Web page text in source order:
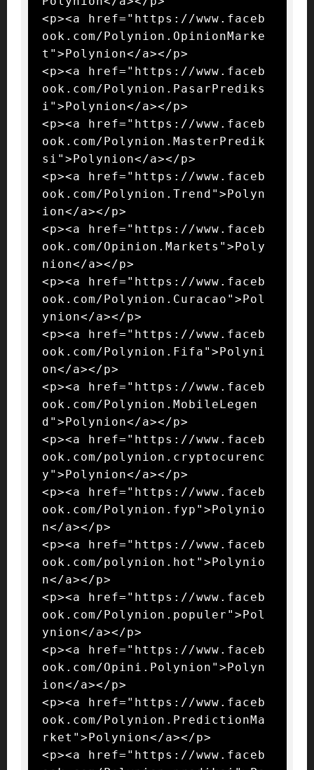
<p><a href="https://www.faceb
ook.com/Polynion.OpinionMarke
t">Polynion</a></p>
<p><a href="https://www.faceb
ook.com/Polynion.PasarPrediks
i">Polynion</a></p>
<p><a href="https://www.faceb
ook.com/Polynion.MasterPredik
si">Polynion</a></p>
<p><a href="https://www.faceb
ook.com/Polynion.Trend">Polyn
ion</a></p>
<p><a href="https://www.faceb
ook.com/Opinion.Markets">Poly
nion</a></p>
<p><a href="https://www.faceb
ook.com/Polynion.Curacao">Pol
ynion</a></p>
<p><a href="https://www.faceb
ook.com/Polynion.Fifa">Polyni
on</a></p>
<p><a href="https://www.faceb
ook.com/Polynion.MobileLegen
d">Polynion</a></p>
<p><a href="https://www.faceb
ook.com/polynion.cryptocurenc
y">Polynion</a></p>
<p><a href="https://www.faceb
ook.com/Polynion.fyp">Polynio
n</a></p>
<p><a href="https://www.faceb
ook.com/polynion.hot">Polynio
n</a></p>
<p><a href="https://www.faceb
ook.com/Polynion.populer">Pol
ynion</a></p>
<p><a href="https://www.faceb
ook.com/Opini.Polynion">Polyn
ion</a></p>
<p><a href="https://www.faceb
ook.com/Polynion.PredictionMa
rket">Polynion</a></p>
<p><a href="https://www.faceb